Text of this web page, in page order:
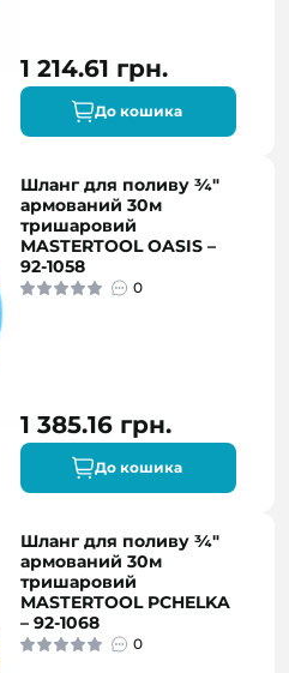
1 214.61 грн.
До кошика
Шланг для поливу ¾"
армований 30м
тришаровий
MASTERTOOL OASIS –
92-1058
0
1 385.16 грн.
До кошика
Шланг для поливу ¾"
армований 30м
тришаровий
MASTERTOOL PCHELKA
– 92-1068
0